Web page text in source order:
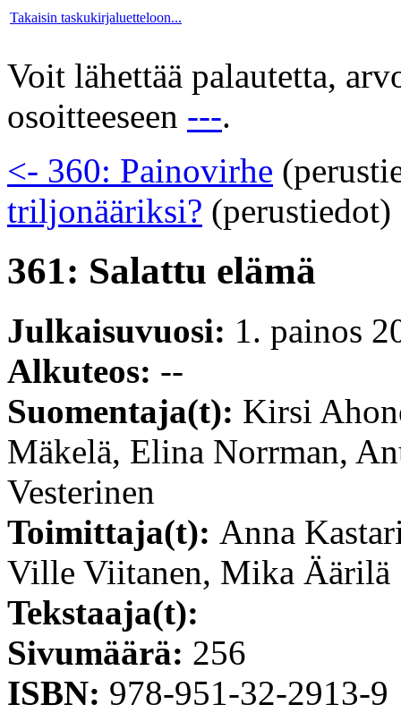
Takaisin taskukirjaluetteloon...
Voit lähettää palautetta,
osoitteeseen ---.
<- 360: Painovirhe
triljonääriksi? (perustiedot)
361: Salattu elämä
Julkaisuvuosi: 1. painos
Alkuteos: --
Suomentaja(t): Kirsi
Mäkelä, Elina Norrman,
Vesterinen
Toimittaja(t): Anna
Ville Viitanen, Mika Äärilä
Tekstaaja(t):
Sivumäärä: 256
ISBN: 978-951-32-2913-9